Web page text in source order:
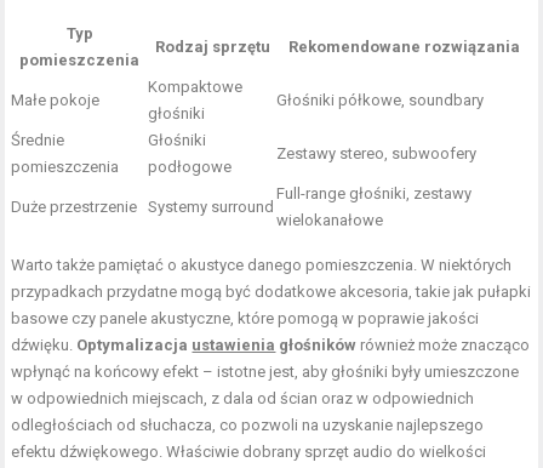
Typ
pomieszczenia
Rodzaj sprzętu Rekomendowane rozwiązania
Małe pokoje
Kompaktowe
głośniki
Głośniki półkowe, soundbary
Średnie
pomieszczenia
Głośniki
podłogowe
Zestawy stereo, subwoofery
Duże przestrzenie Systemy surround
Full-range głośniki, zestawy
wielokanałowe
Warto także pamiętać o akustyce danego pomieszczenia. W niektórych
przypadkach przydatne mogą być dodatkowe akcesoria, takie jak pułapki
basowe czy panele akustyczne, które pomogą w poprawie jakości
dźwięku. Optymalizacja ustawienia głośników również może znacząco
wpłynąć na końcowy efekt – istotne jest, aby głośniki były umieszczone
w odpowiednich miejscach, z dala od ścian oraz w odpowiednich
odległościach od słuchacza, co pozwoli na uzyskanie najlepszego
efektu dźwiękowego. Właściwie dobrany sprzęt audio do wielkości